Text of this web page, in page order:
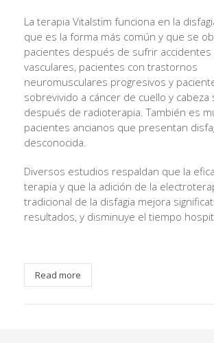
La terapia Vitalstim funciona en la
que es la forma más común y que se
pacientes después de sufrir
vasculares, pacientes con trastornos
neuromusculares progresivos y
sobrevivido a cáncer de cuello y
después de radioterapia. También es
pacientes ancianos que presentan
desconocida.
Diversos estudios respaldan que la
terapia y que la adición de la
tradicional de la disfagia mejora
resultados, y disminuye el tiempo
Read more